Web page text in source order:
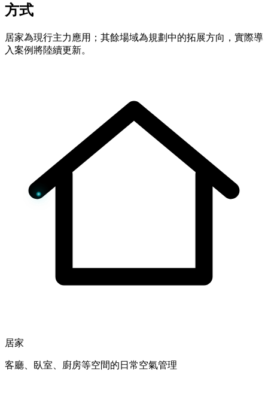
方式
居家為現行主力應用；其餘場域為規劃中的拓展方向，實際導
入案例將陸續更新。
居家
客廳、臥室、廚房等空間的日常空氣管理